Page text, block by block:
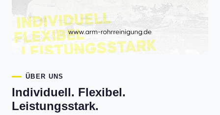
ÜBER UNS
Individuell. Flexibel.
Leistungsstark.